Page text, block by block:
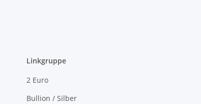
Linkgruppe
2 Euro
Bullion / Silber